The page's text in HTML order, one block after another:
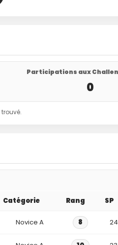
Participations aux
0
Catégorie Rang SP
Novice A 8